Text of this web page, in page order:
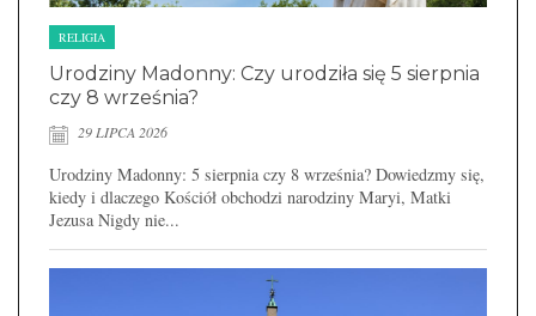
RELIGIA
Urodziny Madonny: Czy urodziła się 5 sierpnia
czy 8 września?
29 LIPCA 2026
Urodziny Madonny: 5 sierpnia czy 8 września? Dowiedzmy się,
kiedy i dlaczego Kościół obchodzi narodziny Maryi, Matki
Jezusa Nigdy nie...